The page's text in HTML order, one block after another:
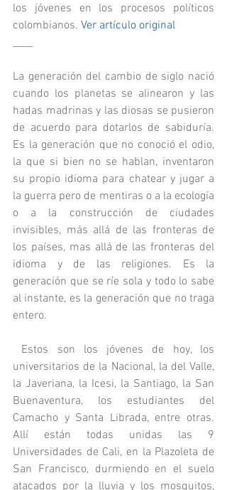
los jóvenes en los procesos políticos
colombianos. Ver artículo original
La generación del cambio de siglo nació
cuando los planetas se alinearon y las
hadas madrinas y las diosas se pusieron
de acuerdo para dotarlos de sabiduría.
Es la generación que no conoció el odio,
la que si bien no se hablan, inventaron
su propio idioma para chatear y jugar a
la guerra pero de mentiras o a la ecología
o a la construcción de ciudades
invisibles, más allá de las fronteras de
los países, mas allá de las fronteras del
idioma y de las religiones. Es la
generación que se ríe sola y todo lo sabe
al instante, es la generación que no traga
entero.
universitarios de la Nacional, la del Valle,
la Javeriana, la Icesi, la Santiago, la San
Buenaventura, los estudiantes del
Camacho y Santa Librada, entre otras.
Allí están todas unidas las 9
Universidades de Cali, en la Plazoleta de
San Francisco, durmiendo en el suelo
atacados por la lluvia y los mosquitos,